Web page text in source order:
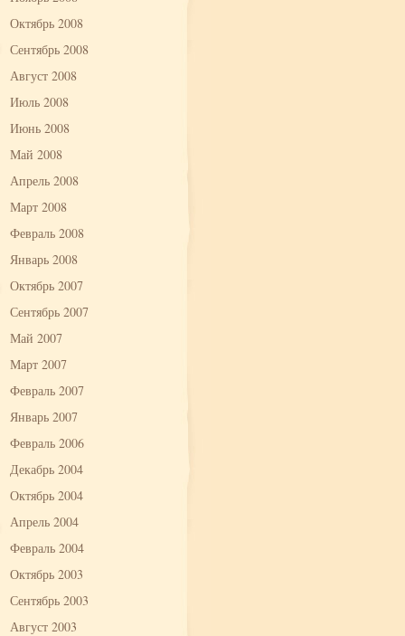
Октябрь 2008
Сентябрь 2008
Август 2008
Июль 2008
Июнь 2008
Май 2008
Апрель 2008
Март 2008
Февраль 2008
Январь 2008
Октябрь 2007
Сентябрь 2007
Май 2007
Март 2007
Февраль 2007
Январь 2007
Февраль 2006
Декабрь 2004
Октябрь 2004
Апрель 2004
Февраль 2004
Октябрь 2003
Сентябрь 2003
Август 2003